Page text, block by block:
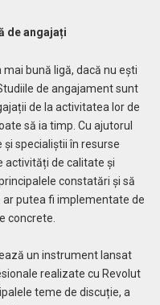
de angajați
bună ligă, dacă nu ești
de angajament sunt
de la activitatea lor de
să ia timp. Cu ajutorul
specialiștii în resurse
activități de calitate și
constatări și să
putea fi implementate de
concrete.
un instrument lansat
realizate cu Revolut
teme de discuție, a